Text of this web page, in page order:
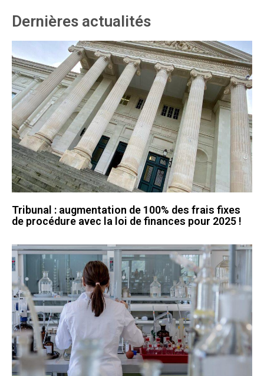
Dernières actualités
Tribunal : augmentation de 100% des frais fixes
de procédure avec la loi de finances pour 2025 !